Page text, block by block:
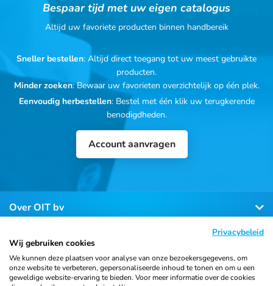
Bespaar tijd met uw eigen catalogus
Altijd uw favoriete producten binnen handbereik
Sneller bestellen: Altijd direct toegang tot uw meest gebruikte
producten.
Minder zoeken: Bewaar uw favorieten overzichtelijk op één plek.
Eenvoudig herbestellen: Bestel met één klik uw terugkerende
benodigdheden.
Account aanvragen
Over OIT bv
Klantenservice
Contact
Privacybeleid
Wij gebruiken cookies
We kunnen deze plaatsen voor analyse van onze bezoekersgegevens, om
onze website te verbeteren, gepersonaliseerde inhoud te tonen en om u een
geweldige website-ervaring te bieden. Voor meer informatie over de cookies